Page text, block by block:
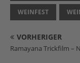
WEINFEST
VORHERIGER
Ramayana Trickfilm –